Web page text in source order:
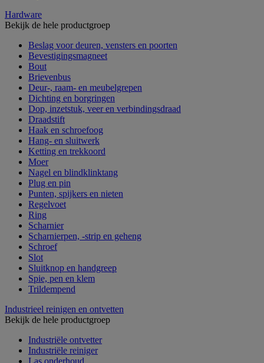
Hardware
Bekijk de hele productgroep
Beslag voor deuren, vensters en poorten
Bevestigingsmagneet
Bout
Brievenbus
Deur-, raam- en meubelgrepen
Dichting en borgringen
Dop, inzetstuk, veer en verbindingsdraad
Draadstift
Haak en schroefoog
Hang- en sluitwerk
Ketting en trekkoord
Moer
Nagel en blindklinktang
Plug en pin
Punten, spijkers en nieten
Regelvoet
Ring
Scharnier
Scharnierpen, -strip en geheng
Schroef
Slot
Sluitknop en handgreep
Spie, pen en klem
Trildempend
Industrieel reinigen en ontvetten
Bekijk de hele productgroep
Industriële ontvetter
Industriële reiniger
Las onderhoud